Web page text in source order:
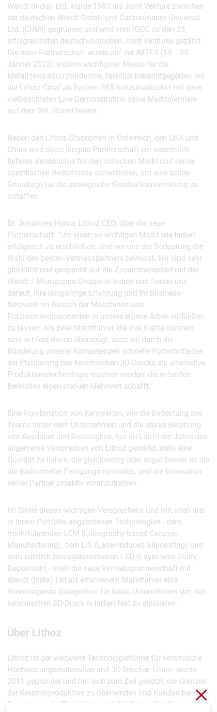
Wendt (India) Ltd. wurde 1983 als Joint Venture zwischen
der deutschen Wendt GmbH und Carborundum Universal
Ltd. (CUMI) gegründet und wird vom IGCC zu den 25
erfolgreichsten deutsch-indischen Joint Ventures gezählt.
Die neue Partnerschaft wurde auf der IMTEX (19. - 25.
Jänner 2023), Indiens wichtigster Messe für die
Metallzerspanungsindustrie, feierlich bekanntgegeben, wo
die Lithoz CeraFab System S65 Industriedrucker mit einer
vielbeachteten Live Demonstration seine Marktpremiere
auf dem WIL-Stand feierte.
Neben den Lithoz-Standorten in Österreich, den USA und
China wird diese jüngste Partnerschaft ein wesentlich
tieferes Verständnis für den indischen Markt und seiner
spezifischen Bedürfnisse sicherstellen, um eine solide
Grundlage für die strategische Geschäftsentwicklung zu
schaffen.
Dr. Johannes Homa, Lithoz CEO, über die neue
Partnerschaft: "Um einen so wichtigen Markt wie Indien
erfolgreich zu erschließen, sind wir uns der Bedeutung der
Wahl des besten Vertriebspartners bewusst. Wir sind sehr
glücklich und gespannt auf die Zusammenarbeit mit der
Wendt / Murugappa Gruppe in Indien und freuen uns
darauf, ihre langjährige Erfahrung und ihr Business-
Netzwerk im Bereich der Maschinen und
Präzisionskomponenten in unsere eigene Arbeit einfließen
zu lassen. Als zwei Marktführer, die ihre Kräfte bündeln,
sind wir fest davon überzeugt, dass wir durch die
Bündelung unserer Kompetenzen schnelle Fortschritte bei
der Etablierung des keramischen 3D-Drucks als alternative
Produktionstechnologie machen werden, die in beiden
Bereichen einen starken Mehrwert schafft."
Eine Kombination von Kernwerten, wie die Bedeutung des
Teams hinter dem Unternehmen und die starke Betonung
von Ausdauer und Genauigkeit, hat im Laufe der Jahre das
allgemeine Versprechen von Lithoz gestärkt, stets eine
Qualität zu liefern, die gleichwertig oder sogar besser ist als
die traditioneller Fertigungsmethoden, und die Innovation
seiner Partner proaktiv voranzutreiben.
Im Sinne dieses wichtigen Versprechens und mit allen drei
in ihrem Portfolio angebotenen Technologien - dem
marktführenden LCM (Lithography-based Ceramic
Manufacturing), dem LIS (Laser-Induced Slipcasting) und
dem kürzlich hinzugekommenen LSD (Layer-wise Slurry
Deposition) - stellt die neue Vertriebspartnerschaft mit
Wendt (India) Ltd als erfahrenem Marktführer eine
hervorragende Gelegenheit für beide Unternehmen dar, den
keramischen 3D-Druck in Indien fest zu etablieren.
Über Lithoz
Lithoz ist der weltweite Technologieführer für keramische
Hochleistungsmaterialien und 3D-Drucker. Lithoz wurde
2011 gegründet und hat sich zum Ziel gesetzt, die Grenzen
der Keramikproduktion zu überwinden und Kunden bei der
Erweiterung der Produktionsmöglichkeiten für die